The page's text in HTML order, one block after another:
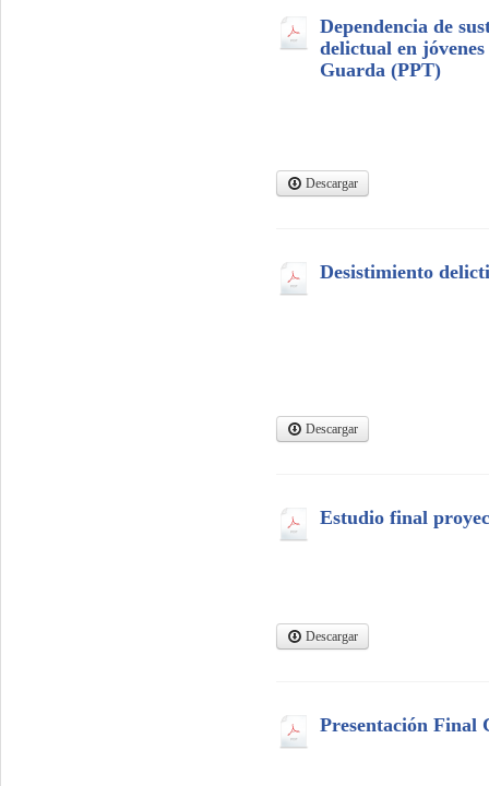
Dependencia de
delictual en
Guarda (PPT)
Descargar
Desistimiento
Descargar
Estudio final
Descargar
Presentación Final